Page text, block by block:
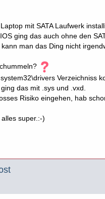
mit SATA Laufwerk
ging das auch ohne den
man das Ding nicht
Verzeichniss
das mit .sys und .vxd.
Risiko eingehen, hab
super.:-)